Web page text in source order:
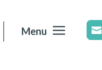
Menu a 